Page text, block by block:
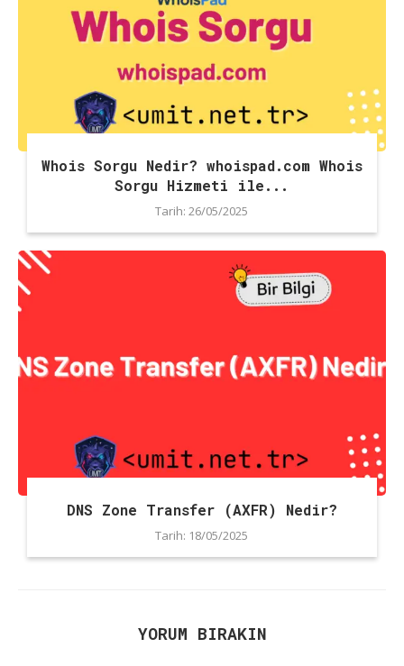
Whois Sorgu Nedir? whoispad.com Whois
Sorgu Hizmeti ile...
Tarih: 26/05/2025
DNS Zone Transfer (AXFR) Nedir?
Tarih: 18/05/2025
YORUM BIRAKIN